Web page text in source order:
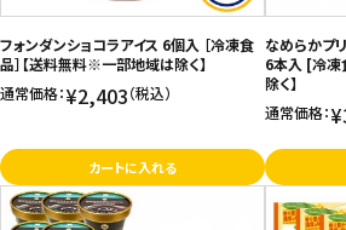
フォンダンショコラアイス 6個入 ［冷凍食
品］【送料無料※一部地域は除く】
通常価格：¥2,403（税込）
カートに入れる
なめらかプ
6本入 [冷凍
除く】
通常価格：